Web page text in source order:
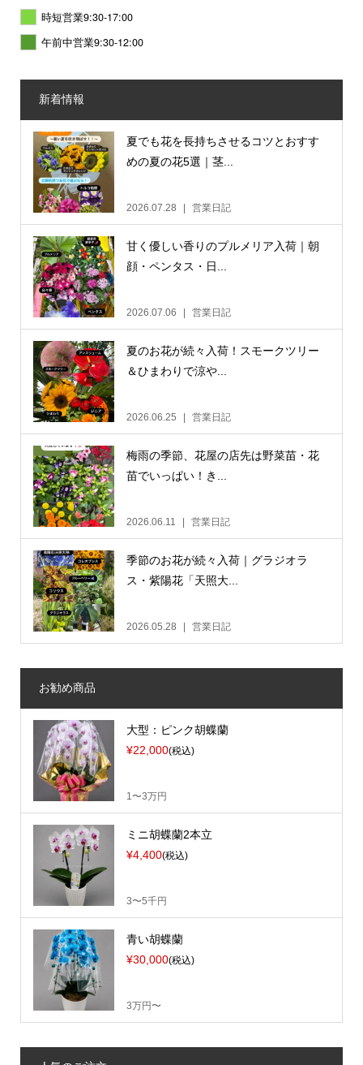
時短営業9:30-17:00
午前中営業9:30-12:00
新着情報
夏でも花を長持ちさせるコツとおすす
めの夏の花5選｜茎...
2026.07.28 営業日記
甘く優しい香りのプルメリア入荷｜朝
顔・ペンタス・日...
2026.07.06 営業日記
夏のお花が続々入荷！スモークツリー
＆ひまわりで涼や...
2026.06.25 営業日記
梅雨の季節、花屋の店先は野菜苗・花
苗でいっぱい！き...
2026.06.11 営業日記
季節のお花が続々入荷｜グラジオラ
ス・紫陽花「天照大...
2026.05.28 営業日記
お勧め商品
大型：ピンク胡蝶蘭
¥22,000(税込)
1〜3万円
ミニ胡蝶蘭2本立
¥4,400(税込)
3〜5千円
青い胡蝶蘭
¥30,000(税込)
3万円〜